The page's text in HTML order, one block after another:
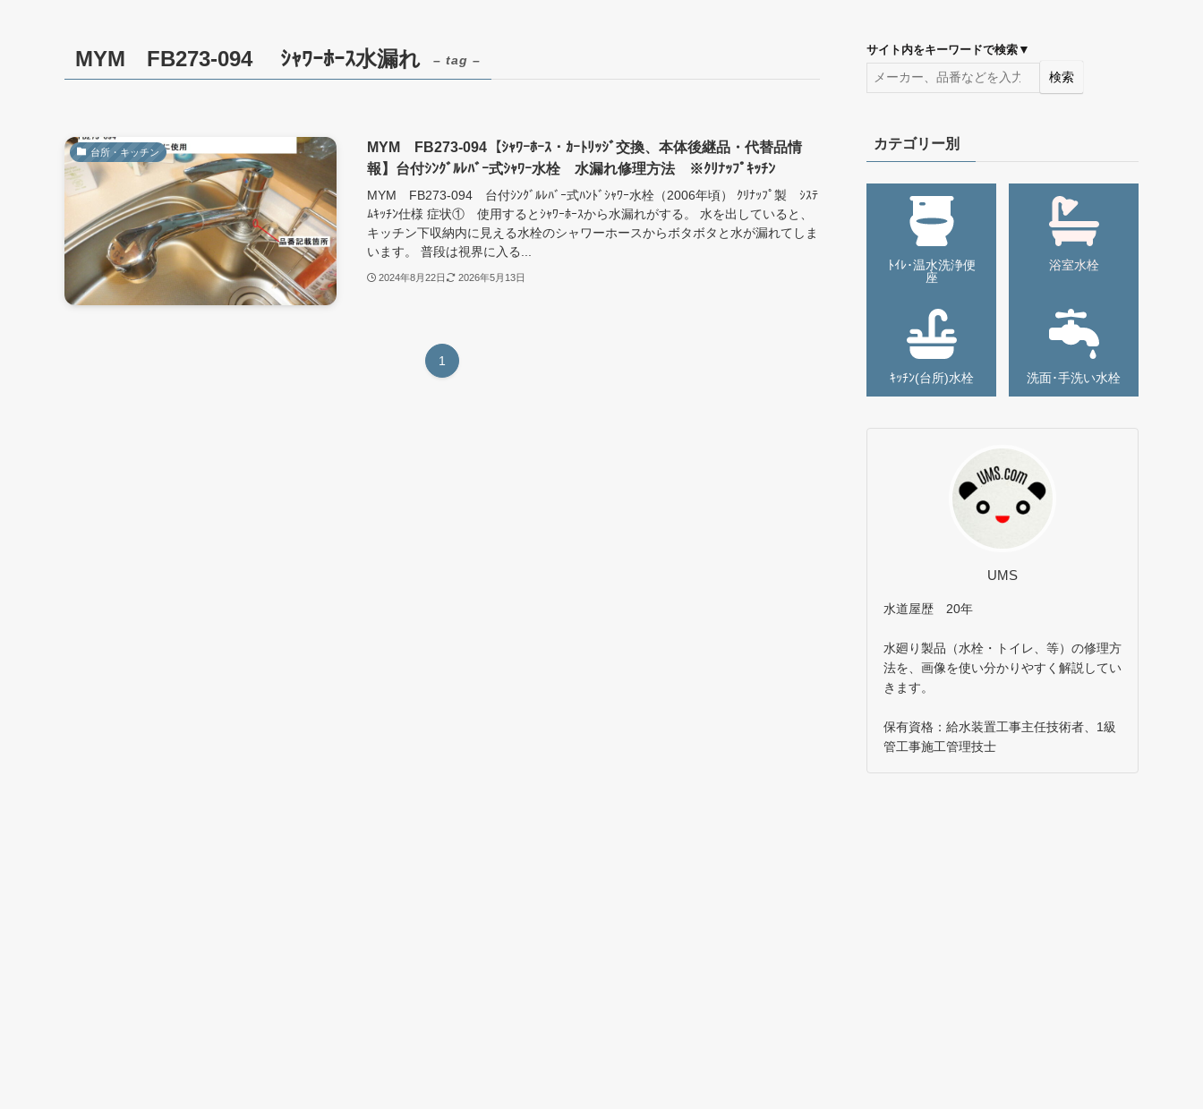
MYM FB273-094 ｼｬﾜｰﾎｰｽ水漏れ – tag –
台所・キッチン
MYM FB273-094【ｼｬﾜｰﾎｰｽ・ｶｰﾄﾘｯｼﾞ交換、本体後継品・代替品情
報】台付ｼﾝｸﾞﾙﾚﾊﾞｰ式ｼｬﾜｰ水栓 水漏れ修理方法 ※ｸﾘﾅｯﾌﾟｷｯﾁﾝ
MYM FB273-094 台付ｼﾝｸﾞﾙﾚﾊﾞｰ式ﾊﾝﾄﾞｼｬﾜｰ水栓（2006年頃） ｸﾘﾅｯﾌﾟ製 ｼｽﾃ
ﾑｷｯﾁﾝ仕様 症状① 使用するとｼｬﾜｰﾎｰｽから水漏れがする。 水を出していると、
キッチン下収納内に見える水栓のシャワーホースからボタボタと水が漏れてしま
います。 普段は視界に入る...
2024年8月22日 2026年5月13日
1
サイト内をキーワードで検索 ▼
検索
カテゴリー別
ﾄｲﾚ･温水洗浄便
座
浴室水栓
ｷｯﾁﾝ(台所)水栓 洗面･手洗い水栓
UMS
水道屋歴 20年
水廻り製品（水栓・トイレ、等）の修理方
法を、画像を使い分かりやすく解説してい
きます。
保有資格：給水装置工事主任技術者、1級
管工事施工管理技士